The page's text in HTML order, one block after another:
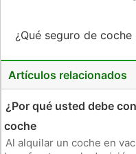
¿Qué seguro de
Artículos relacionados
¿Por qué usted debe
coche
Al alquilar un coche en